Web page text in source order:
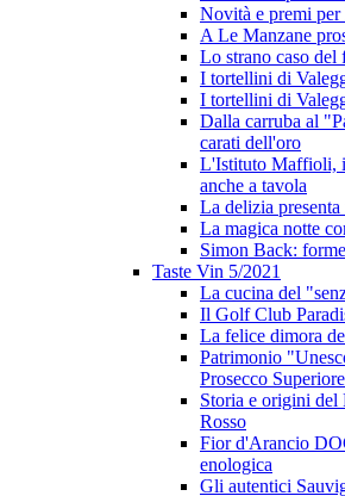
Novità e premi per
A Le Manzane
Lo strano caso del
I tortellini di
I tortellini di
Dalla carruba al
carati dell'oro
L'Istituto Maffioli,
anche a tavola
La delizia
La magica notte
Simon Back:
Taste Vin 5/2021
La cucina del
Il Golf Club
La felice dimora
Patrimonio
Prosecco
Storia e origini del
Rosso
Fior d'Arancio
enologica
Gli autentici